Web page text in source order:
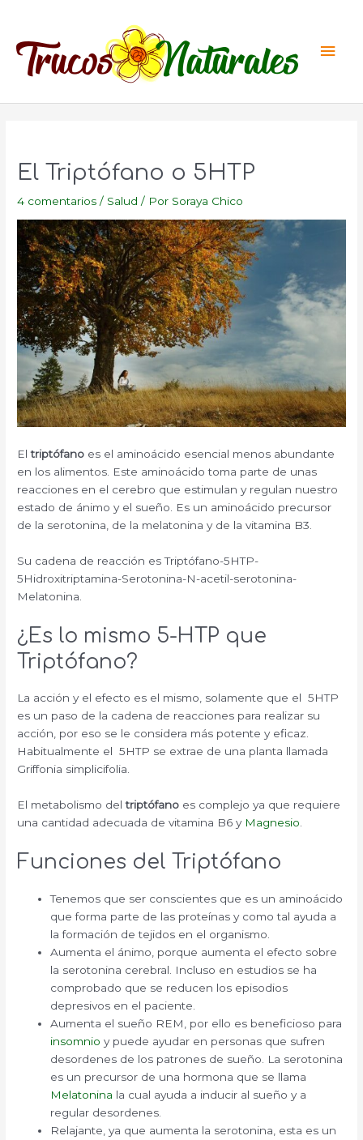
contenido
El Triptófano o 5HTP
4 comentarios / Salud / Por Soraya Chico
Eltriptófano es el aminoácido esencial menos abundante
en los alimentos. Este aminoácido toma parte de unas
reacciones en el cerebro que estimulan y regulan nuestro
estado de ánimo y el sueño. Es un aminoácido precursor
de la serotonina, de la melatonina y de la vitamina B3.
Su cadena de reacción es Triptófano-5HTP-
5Hidroxitriptamina-Serotonina-N-acetil-serotonina-
Melatonina.
¿Es lo mismo 5-HTP que
Triptófano?
La acción y el efecto es el mismo, solamente que el 5HTP
es un paso de la cadena de reacciones para realizar su
acción, por eso se le considera más potente y eficaz.
Habitualmente el 5HTP se extrae de una planta llamada
Griffonia simplicifolia.
El metabolismo deltriptófano es complejo ya que requiere
una cantidad adecuada de vitamina B6 y Magnesio.
Funciones del Triptófano
Tenemos que ser conscientes que es un aminoácido
que forma parte de las proteínas y como tal ayuda a
la formación de tejidos en el organismo.
Aumenta el ánimo, porque aumenta el efecto sobre
la serotonina cerebral. Incluso en estudios se ha
comprobado que se reducen los episodios
depresivos en el paciente.
Aumenta el sueño REM, por ello es beneficioso para
insomnio y puede ayudar en personas que sufren
desordenes de los patrones de sueño. La serotonina
es un precursor de una hormona que se llama
Melatonina la cual ayuda a inducir al sueño y a
regular desordenes.
Relajante, ya que aumenta la serotonina, esta es un